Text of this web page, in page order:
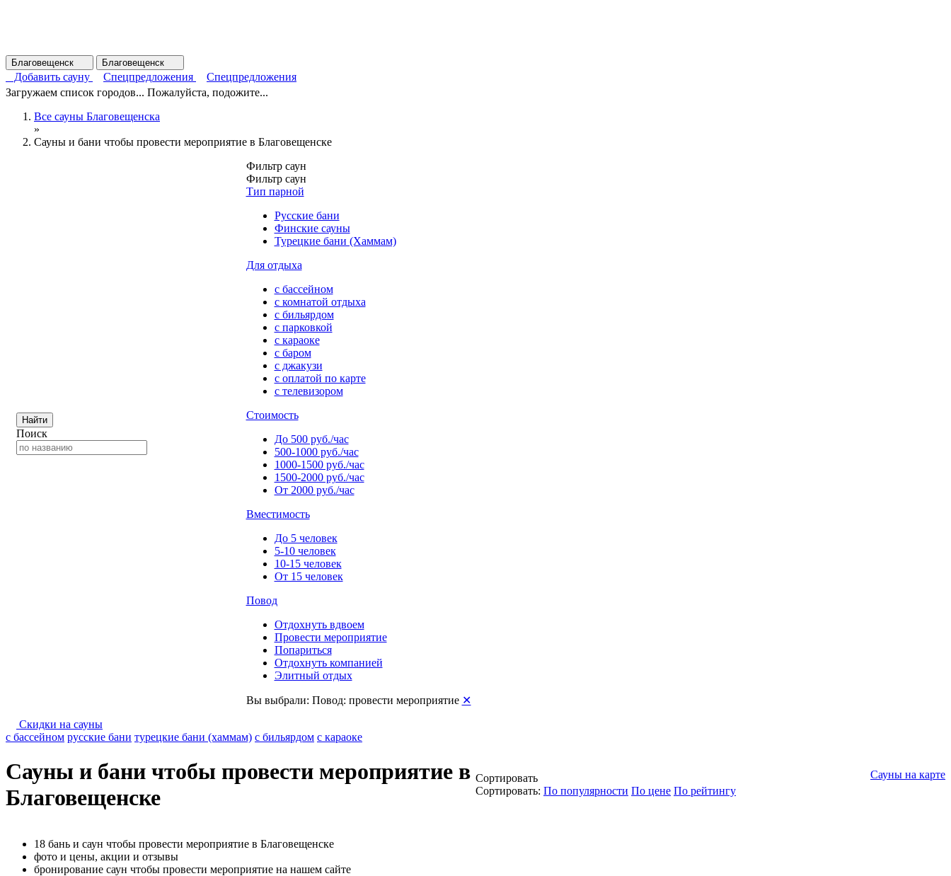
Благовещенск Благовещенск
Добавить сауну Спецпредложения
Спецпредложения
Загружаем список городов... Пожалуйста, подожите...
Все сауны Благовещенска
»
Сауны и бани чтобы провести мероприятие в Благовещенске
Найти
Поиск
Фильтр саун
Фильтр саун
Тип парной
Русские бани
Финские сауны
Турецкие бани (Хаммам)
Для отдыха
с бассейном
с комнатой отдыха
с бильярдом
с парковкой
с караоке
с баром
с джакузи
с оплатой по карте
с телевизором
Стоимость
До 500 руб./час
500-1000 руб./час
1000-1500 руб./час
1500-2000 руб./час
От 2000 руб./час
Вместимость
До 5 человек
5-10 человек
10-15 человек
От 15 человек
Повод
Отдохнуть вдвоем
Провести мероприятие
Попариться
Отдохнуть компанией
Элитный отдых
Вы выбрали: Повод: провести мероприятие ✕
Скидки на сауны
с бассейном русские бани турецкие бани (хаммам) с бильярдом с караоке
Сауны и бани чтобы провести мероприятие в
Благовещенске
Сауны на карте
Сортировать
Сортировать: По популярности По цене По рейтингу
18 бань и саун чтобы провести мероприятие в Благовещенске
фото и цены, акции и отзывы
бронирование саун чтобы провести мероприятие на нашем сайте